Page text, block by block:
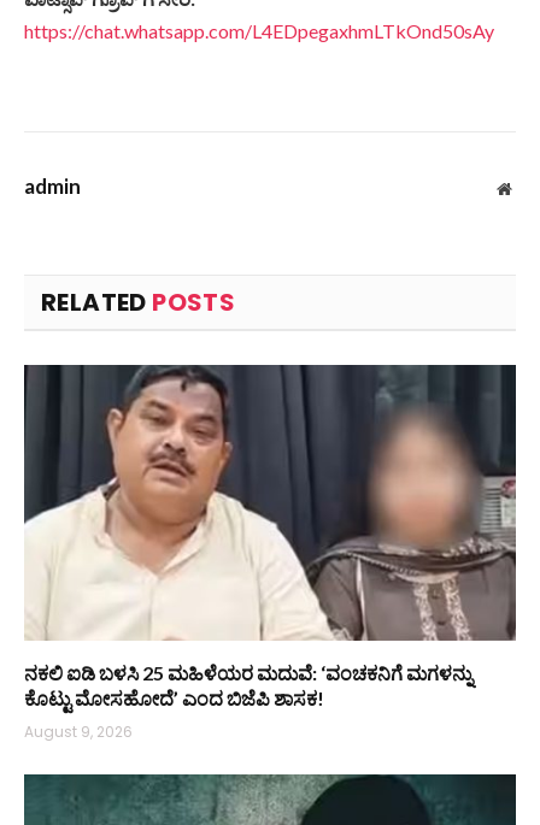
https://chat.whatsapp.com/L4EDpegaxhmLTkOnd50sAy
admin
RELATED POSTS
ನಕಲಿ ಐಡಿ ಬಳಸಿ 25 ಮಹಿಳೆಯರ ಮದುವೆ: ‘ವಂಚಕನಿಗೆ ಮಗಳನ್ನು
ಕೊಟ್ಟು ಮೋಸಹೋದೆ’ ಎಂದ ಬಿಜೆಪಿ ಶಾಸಕ!
August 9, 2026